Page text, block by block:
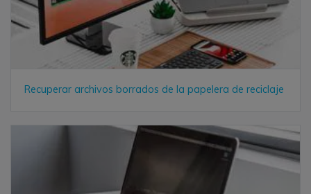
Recuperar archivos borrados de la papelera de reciclaje